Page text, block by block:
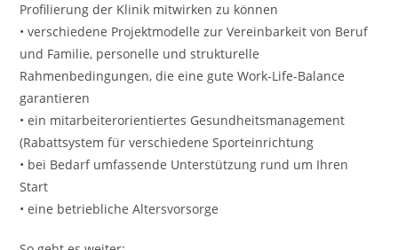
Profilierung der Klinik mitwirken zu können
• verschiedene Projektmodelle zur Vereinbarkeit von Beruf
und Familie, personelle und strukturelle
Rahmenbedingungen, die eine gute Work-Life-Balance
garantieren
• ein mitarbeiterorientiertes Gesundheitsmanagement
(Rabattsystem für verschiedene Sporteinrichtung
• bei Bedarf umfassende Unterstützung rund um Ihren
Start
• eine betriebliche Altersvorsorge